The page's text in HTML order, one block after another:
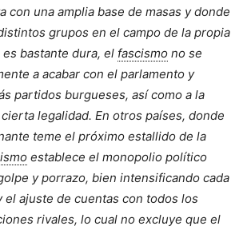
con una amplia base de masas y donde
grupos en el campo de la propia
bastante dura, el fascismo no se
a acabar con el parlamento y
partidos burgueses, así como a la
legalidad. En otros países, donde
teme el próximo estallido de la
establece el monopolio político
y porrazo, bien intensificando cada
el ajuste de cuentas con todos los
rivales, lo cual no excluye que el